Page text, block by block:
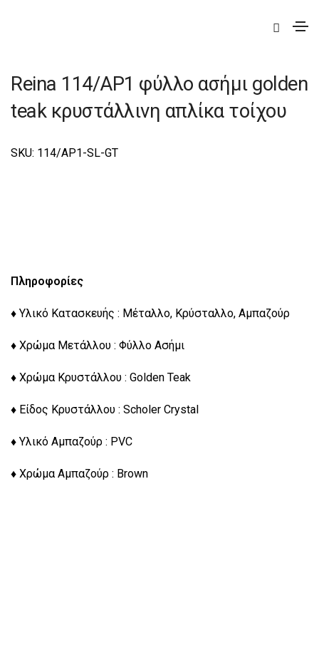
Reina Φωτιστικά Τοίχου-Απλίκες Deco
Reina 114/AP1 φύλλο ασήμι golden
teak κρυστάλλινη απλίκα τοίχου
SKU: 114/AP1-SL-GT
Πληροφορίες
♦ Υλικό Κατασκευής : Μέταλλο, Κρύσταλλο, Αμπαζούρ
♦ Χρώμα Μετάλλου : Φύλλο Ασήμι
♦ Χρώμα Κρυστάλλου : Golden Teak
♦ Είδος Κρυστάλλου : Scholer Crystal
♦ Υλικό Αμπαζούρ : PVC
♦ Χρώμα Αμπαζούρ : Brown